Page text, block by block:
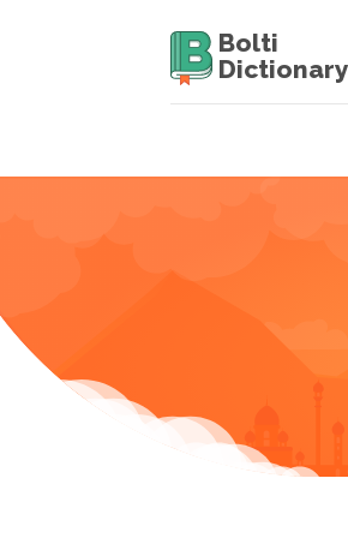
Bolti
Dictionary